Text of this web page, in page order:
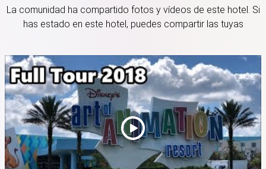
La comunidad ha compartido fotos y vídeos de este hotel. Si
has estado en este hotel, puedes compartir las tuyas